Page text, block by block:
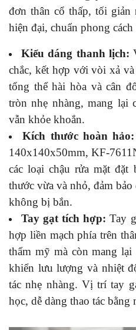
đơn thân cổ thấp, tối
hiện đại, chuẩn phong
Kiểu dáng thanh lịch:
chắc, kết hợp với vòi xả
tổng thể hài hòa và cân
tròn nhẹ nhàng, mang lại
vẫn khỏe khoắn.
Kích thước hoàn hảo:
140x140x50mm, KF-
các loại chậu rửa mặt đặt
thước vừa và nhỏ, đảm
không bị bắn.
Tay gạt tích hợp: Tay
hợp liền mạch phía trên
thẩm mỹ mà còn mang
khiển lưu lượng và nhiệt
tác nhẹ nhàng. Vị trí tay
học, dễ dàng thao tác bằng